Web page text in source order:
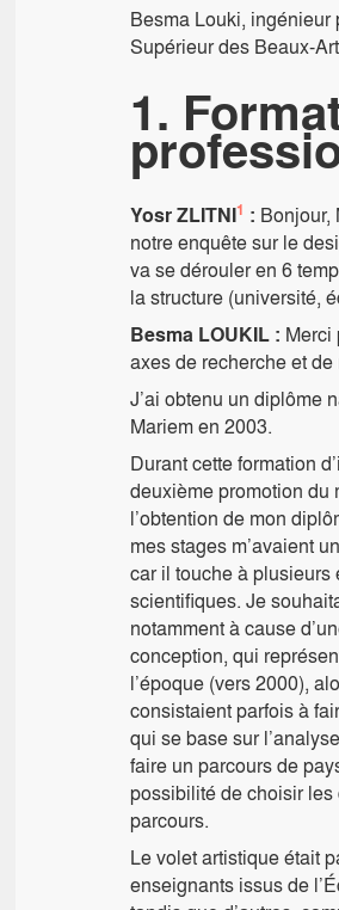
Besma Louki, ingénieur
Supérieur des Beaux-
1.
Yosr ZLITNI1 : Bonjour,
notre enquête sur le
va se dérouler en 6
la structure (université,
Besma LOUKIL : Merci
axes de recherche et
J’ai obtenu un diplôme
Mariem en 2003.
Durant cette formation
deuxième promotion du
l’obtention de mon
mes stages m’avaient
car il touche à
scientifiques. Je
notamment à cause
conception, qui
l’époque (vers 2000),
consistaient parfois à
qui se base sur
faire un parcours de
possibilité de choisir
parcours.
Le volet artistique était
enseignants issus de